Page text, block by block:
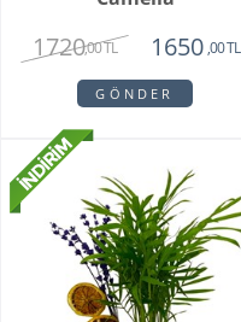
1720,00 TL 1650,00 TL
GÖNDER